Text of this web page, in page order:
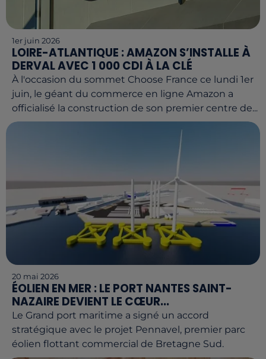
1er juin 2026
LOIRE-ATLANTIQUE : AMAZON S’INSTALLE À
DERVAL AVEC 1 000 CDI À LA CLÉ
À l'occasion du sommet Choose France ce lundi 1er
juin, le géant du commerce en ligne Amazon a
officialisé la construction de son premier centre de...
20 mai 2026
ÉOLIEN EN MER : LE PORT NANTES SAINT-
NAZAIRE DEVIENT LE CŒUR...
Le Grand port maritime a signé un accord
stratégique avec le projet Pennavel, premier parc
éolien flottant commercial de Bretagne Sud.